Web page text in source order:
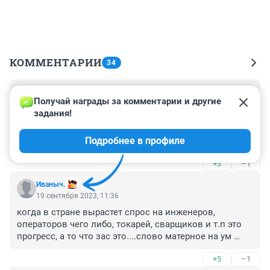
КОММЕНТАРИИ 34
19 сентября 2023, 13:58
Ищут крыс, которые за копейку будут сдавать своих
друзей, родственников, соседей на мясо. Думаю
народ быстро им объяснит, физически. Что это
ооочень плохая работа
+3 –1
Иваныч.
Получай награды за комментарии и другие
задания!
Подробнее в профиле
19 сентября 2023, 11:36
когда в стране вырастет спрос на инженеров,
операторов чего либо, токарей, сварщиков и т.п это
прогресс, а то что зас это....слово матерное на ум
+5 –1